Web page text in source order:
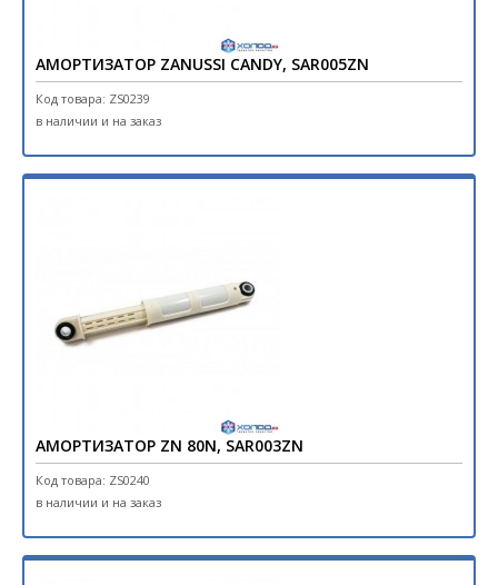
АМОРТИЗАТОР ZANUSSI CANDY, SAR005ZN
Код товара: ZS0239
в наличии и на заказ
АМОРТИЗАТОР ZN 80N, SAR003ZN
Код товара: ZS0240
в наличии и на заказ